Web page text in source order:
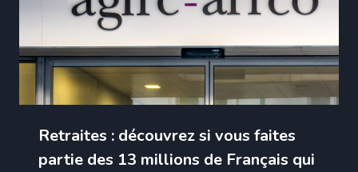
Retraites : découvrez si vous faites
partie des 13 millions de Français qui